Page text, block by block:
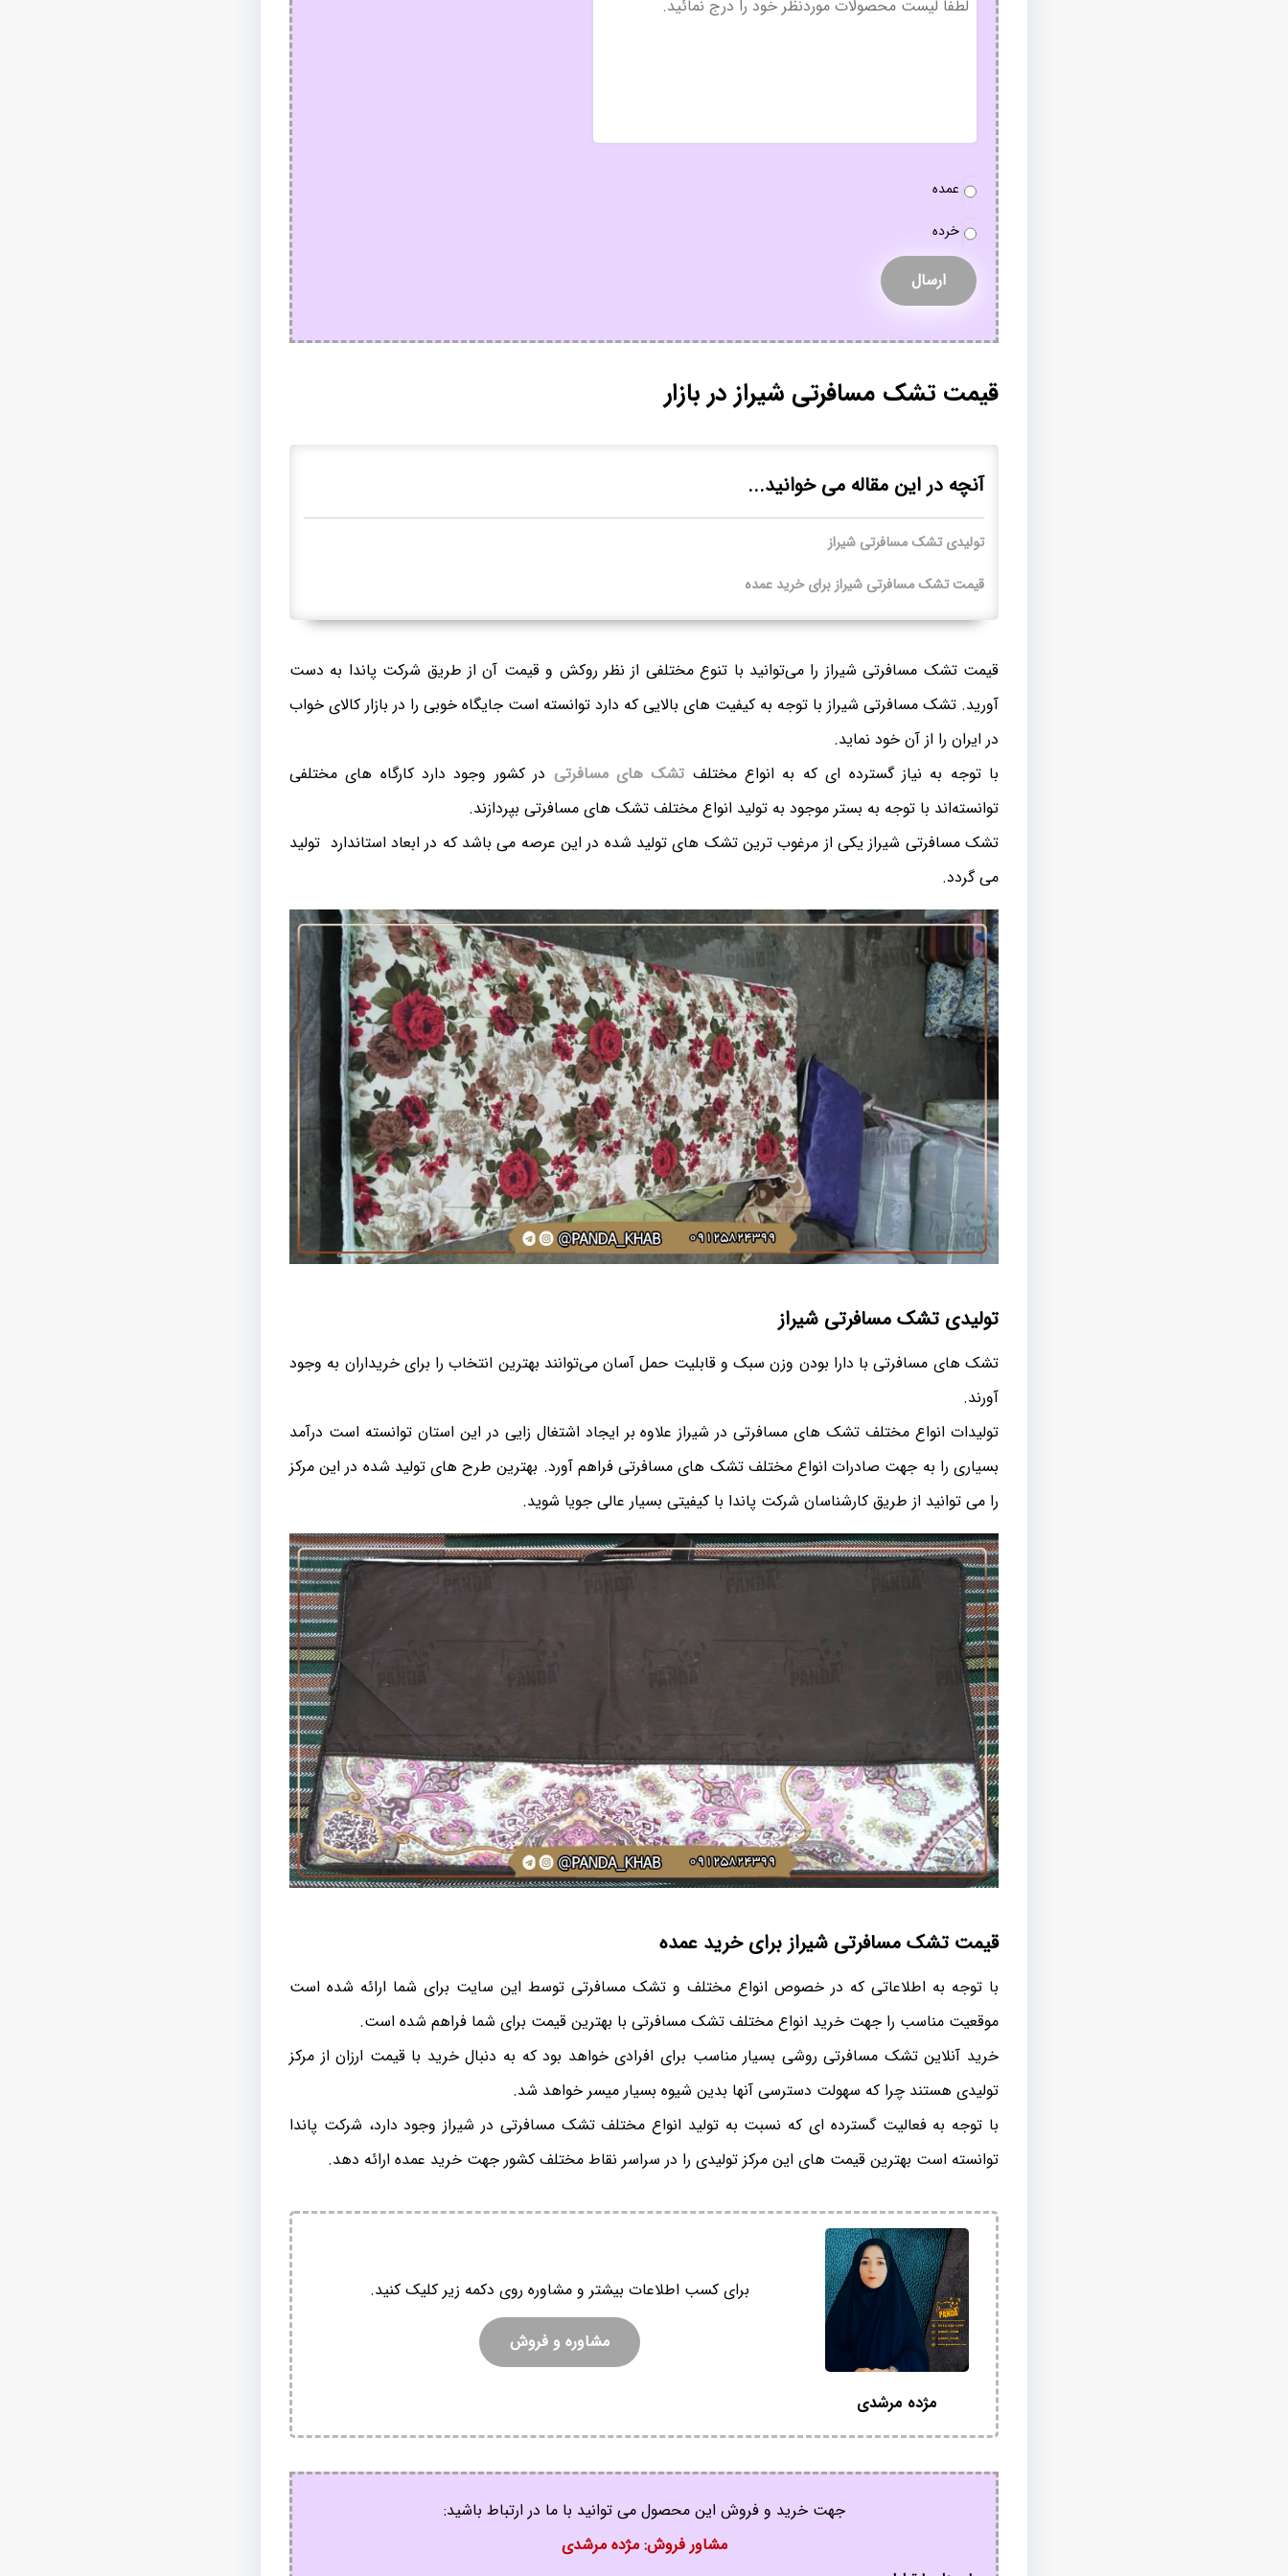
عنوان
نوع
عمده
خرده
قیمت تشک مسافرتی شیراز در بازار
آنچه در این مقاله می خوانید...
تولیدی تشک مسافرتی شیراز
قیمت تشک مسافرتی شیراز برای خرید عمده
قیمت تشک مسافرتی شیراز را می‌توانید با تنوع مختلفی از نظر روکش و قیمت آن از طریق شرکت پاندا به دست
آورید. تشک مسافرتی شیراز با توجه به کیفیت های بالایی که دارد توانسته است جایگاه خوبی را در بازار کالای خواب
در ایران را از آن خود نماید.
با توجه به نیاز گسترده ای که به انواع مختلف تشک های مسافرتی در کشور وجود دارد کارگاه‌ های مختلفی
توانسته‌اند با توجه به بستر موجود به تولید انواع مختلف تشک های مسافرتی بپردازند.
تشک مسافرتی شیراز یکی از مرغوب ترین تشک های تولید شده در این عرصه می باشد که در ابعاد استاندارد تولید
می ‌گردد.
تولیدی تشک مسافرتی شیراز
تشک های مسافرتی با دارا بودن وزن سبک و قابلیت حمل آسان می‌توانند بهترین انتخاب را برای خریداران به وجود
آورند.
تولیدات انواع مختلف تشک های مسافرتی در شیراز علاوه بر ایجاد اشتغال زایی در این استان توانسته است درآمد
بسیاری را به جهت صادرات انواع مختلف تشک های مسافرتی فراهم آورد. بهترین طرح های تولید شده در این مرکز
را می توانید از طریق کارشناسان شرکت پاندا با کیفیتی بسیار عالی جویا شوید.
قیمت تشک مسافرتی شیراز برای خرید عمده
با توجه به اطلاعاتی که در خصوص انواع مختلف و تشک مسافرتی توسط این سایت برای شما ارائه شده است
موقعیت مناسب را جهت خرید انواع مختلف تشک مسافرتی با بهترین قیمت برای شما فراهم شده است.
خرید آنلاین تشک مسافرتی روشی بسیار مناسب برای افرادی خواهد بود که به دنبال خرید با قیمت ارزان از مرکز
تولیدی هستند چرا که سهولت دسترسی آنها بدین شیوه بسیار میسر خواهد شد.
با توجه به فعالیت گسترده ای که نسبت به تولید انواع مختلف تشک مسافرتی در شیراز وجود دارد، شرکت پاندا
توانسته است بهترین قیمت های این مرکز تولیدی را در سراسر نقاط مختلف کشور جهت خرید عمده ارائه دهد.
مژده مرشدی
برای کسب اطلاعات بیشتر و مشاوره روی دکمه زیر کلیک کنید.
مشاوره و فروش
جهت خرید و فروش این محصول می توانید با ما در ارتباط باشید:
مشاور فروش: مژده مرشدی